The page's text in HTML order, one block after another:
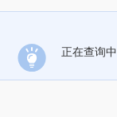
正在查询